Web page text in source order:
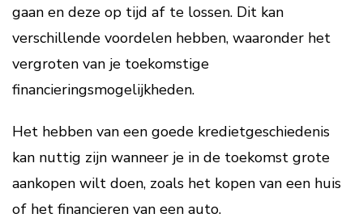
gaan en deze op tijd af te lossen. Dit kan
verschillende voordelen hebben, waaronder het
vergroten van je toekomstige
financieringsmogelijkheden.
Het hebben van een goede kredietgeschiedenis
kan nuttig zijn wanneer je in de toekomst grote
aankopen wilt doen, zoals het kopen van een huis
of het financieren van een auto.